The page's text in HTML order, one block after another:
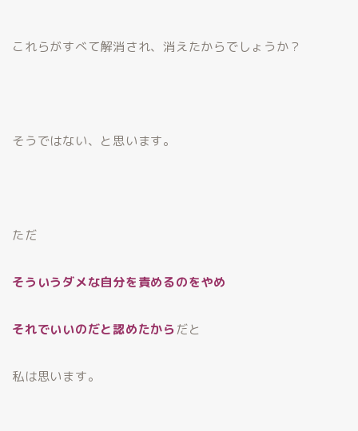
これらがすべて解消され、消えたからでしょうか？
そうではない、と思います。
ただ
そういうダメな自分を責めるのをやめ
それでいいのだと認めたからだと
私は思います。